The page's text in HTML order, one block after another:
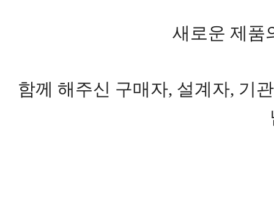
새로운 제품
함께 해주신 구매자, 설계자, 기